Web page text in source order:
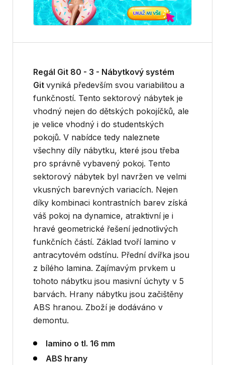
Regál Git 80 - 3 - Nábytkový systém
Git vyniká především svou variabilitou a
funkčností. Tento sektorový nábytek je
vhodný nejen do dětských pokojíčků, ale
je velice vhodný i do studentských
pokojů. V nabídce tedy naleznete
všechny díly nábytku, které jsou třeba
pro správně vybavený pokoj. Tento
sektorový nábytek byl navržen ve velmi
vkusných barevných variacích. Nejen
díky kombinaci kontrastních barev získá
váš pokoj na dynamice, atraktivní je i
hravé geometrické řešení jednotlivých
funkčních částí. Základ tvoří lamino v
antracytovém odstínu. Přední dvířka jsou
z bílého lamina. Zajímavým prvkem u
tohoto nábytku jsou masivní úchyty v 5
barvách. Hrany nábytku jsou začištěny
ABS hranou. Zboží je dodáváno v
demontu.
lamino o tl. 16 mm
ABS hrany